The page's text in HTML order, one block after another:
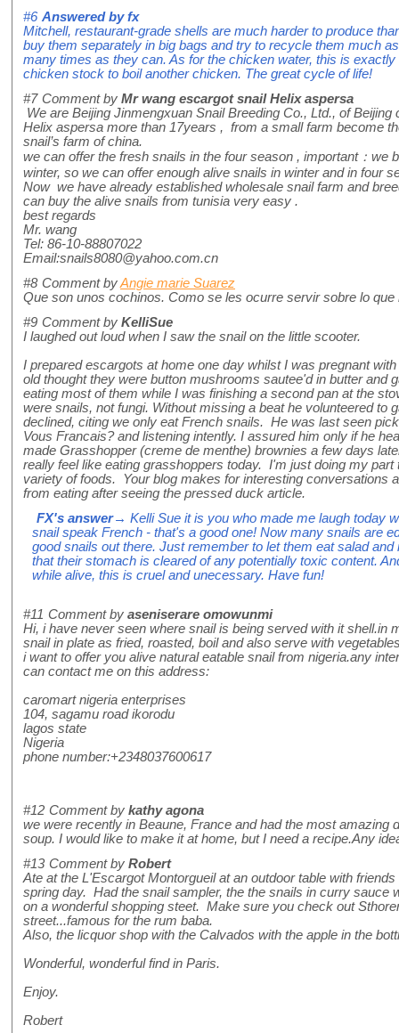
#6 Answered byfx
Mitchell, restaurant-grade shells are much harder to produce
buy them separately in big bags and try to recycle them much
many times as they can. As for the chicken water, this is
chicken stock to boil another chicken. The great cycle of life!
#7 Comment by Mr wang escargot snail Helix aspersa
We are Beijing Jinmengxuan Snail Breeding Co., Ltd., of
Helix aspersa more than 17years , from a small farm become
snail’s farm of china.
we can offer the fresh snails in the four season , important：we
winter, so we can offer enough alive snails in winter and in four
Now we have already established wholesale snail farm and
can buy the alive snails from tunisia very easy .
best regards
Mr. wang
Tel: 86-10-88807022
Email:snails8080@yahoo.com.cn
#8 Comment byAngie marie Suarez
Que son unos cochinos. Como se les ocurre servir sobre lo que
#9 Comment by KelliSue
I laughed out loud when I saw the snail on the little scooter.
I prepared escargots at home one day whilst I was pregnant
old thought they were button mushrooms sautee'd in butter and
eating most of them while I was finishing a second pan at the
were snails, not fungi. Without missing a beat he volunteered to
declined, citing we only eat French snails. He was last seen
Vous Francais? and listening intently. I assured him only if he
made Grasshopper (creme de menthe) brownies a few days
really feel like eating grasshoppers today. I'm just doing my part
variety of foods. Your blog makes for interesting conversations
from eating after seeing the pressed duck article.
FX's answer→ Kelli Sue it is you who made me laugh today
snail speak French - that's a good one! Now many snails are
good snails out there. Just remember to let them eat salad
that their stomach is cleared of any potentially toxic content.
while alive, this is cruel and unecessary. Have fun!
#11 Comment by aseniserare omowunmi
Hi, i have never seen where snail is being served with it shell.in
snail in plate as fried, roasted, boil and also serve with
i want to offer you alive natural eatable snail from nigeria.any
can contact me on this address:
caromart nigeria enterprises
104, sagamu road ikorodu
lagos state
Nigeria
phone number:+2348037600617
#12 Comment by kathy agona
we were recently in Beaune, France and had the most amazing
soup. I would like to make it at home, but I need a recipe.Any
#13 Comment by Robert
Ate at the L'Escargot Montorgueil at an outdoor table with
spring day. Had the snail sampler, the the snails in curry sauce
on a wonderful shopping steet. Make sure you check out
street...famous for the rum baba.
Also, the licquor shop with the Calvados with the apple in the
Wonderful, wonderful find in Paris.
Enjoy.
Robert